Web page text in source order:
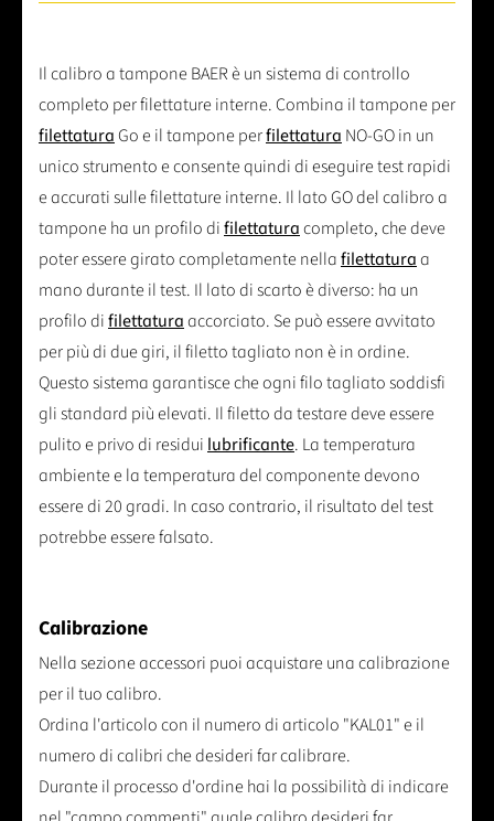
Il calibro a tampone BAER è un sistema di controllo
completo per filettature interne. Combina il tampone per
filettaturaGo e il tampone perfilettatura NO-GO in un
unico strumento e consente quindi di eseguire test rapidi
e accurati sulle filettature interne. Il lato GO del calibro a
tampone ha un profilo difilettaturacompleto, che deve
poter essere girato completamente nellafilettaturaa
mano durante il test. Il lato di scarto è diverso: ha un
profilo difilettaturaaccorciato. Se può essere avvitato
per più di due giri, il filetto tagliato non è in ordine.
Questo sistema garantisce che ogni filo tagliato soddisfi
gli standard più elevati. Il filetto da testare deve essere
pulito e privo di residui lubrificante. La temperatura
ambiente e la temperatura del componente devono
essere di 20 gradi. In caso contrario, il risultato del test
potrebbe essere falsato.
Calibrazione
Nella sezione accessori puoi acquistare una calibrazione
per il tuo calibro.
Ordina l'articolo con il numero di articolo "KAL01" e il
numero di calibri che desideri far calibrare.
Durante il processo d'ordine hai la possibilità di indicare